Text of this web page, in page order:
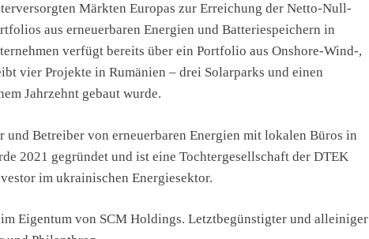
Märkten Europas zur Erreichung der Netto-Null-
aus erneuerbaren Energien und Batteriespeichern in
verfügt bereits über ein Portfolio aus Onshore-Wind-,
vier Projekte in Rumänien – drei Solarparks und einen
Jahrzehnt gebaut wurde.
Betreiber von erneuerbaren Energien mit lokalen Büros in
2021 gegründet und ist eine Tochtergesellschaft der DTEK
im ukrainischen Energiesektor.
Eigentum von SCM Holdings. Letztbegünstigter und alleiniger